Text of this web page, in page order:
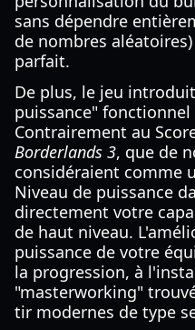
sans dépendre
de nombres
parfait.
De plus, le jeu
puissance"
Contrairement au
Borderlands 3, que de
considéraient comme
Niveau de puissance
directement votre
de haut niveau.
puissance de votre
la progression, à
"masterworking"
tir modernes de type